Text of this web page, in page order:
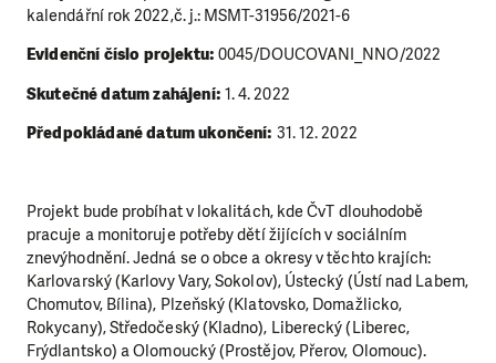
kalendářní rok 2022,č. j.: MSMT-31956/2021-6
Evidenční číslo projektu: 0045/DOUCOVANI_NNO/2022
Skutečné datum zahájení: 1. 4. 2022
Předpokládané datum ukončení: 31. 12. 2022
Projekt bude probíhat v lokalitách, kde ČvT dlouhodobě
pracuje a monitoruje potřeby dětí žijících v sociálním
znevýhodnění. Jedná se o obce a okresy v těchto krajích:
Karlovarský (Karlovy Vary, Sokolov), Ústecký (Ústí nad Labem,
Chomutov, Bílina), Plzeňský (Klatovsko, Domažlicko,
Rokycany), Středočeský (Kladno), Liberecký (Liberec,
Frýdlantsko) a Olomoucký (Prostějov, Přerov, Olomouc).